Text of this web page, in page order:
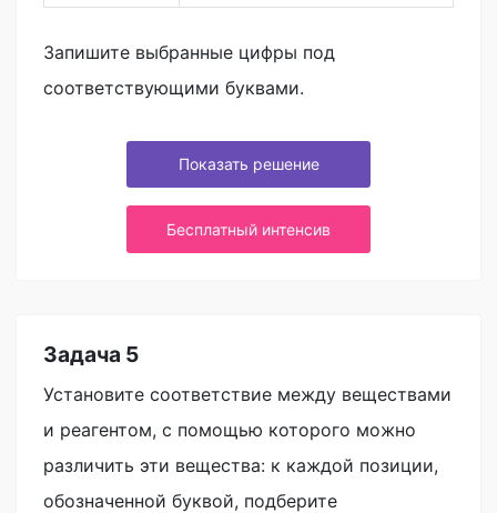
Запишите выбранные цифры под
соответствующими буквами.
Показать решение
Бесплатный интенсив
Задача 5
Установите соответствие между веществами
и реагентом, с помощью которого можно
различить эти вещества: к каждой позиции,
обозначенной буквой, подберите